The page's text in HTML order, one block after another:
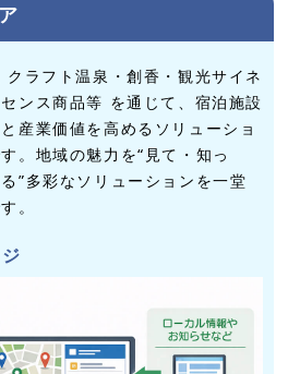
ラフト温泉・創香・観光サイネ
ンス商品等 を通じて、宿泊施設
産業価値を高めるソリューショ
。地域の魅力を“見て・知っ
”多彩なソリューションを一堂
。